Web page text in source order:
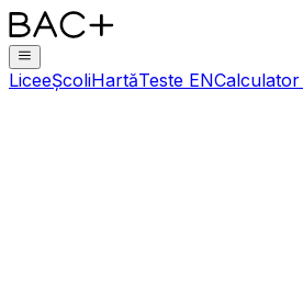
LiceeȘcoliHartăTeste EN